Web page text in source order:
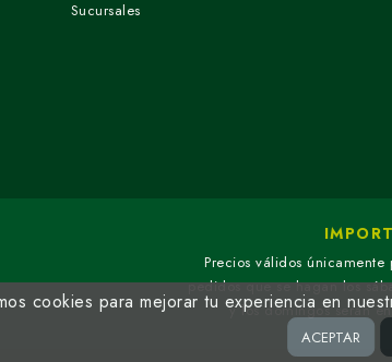
Sucursales
Precios válidos
pedidos que se hagan los
y los domingos serán
cookies para mejorar tu experiencia en
ACEPTAR